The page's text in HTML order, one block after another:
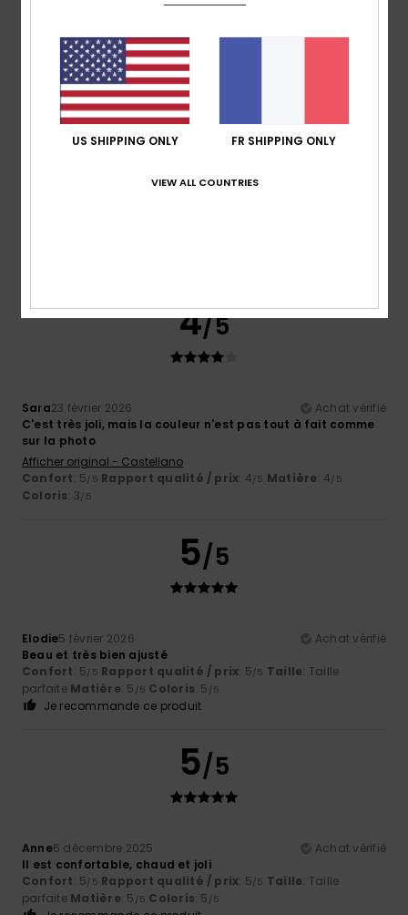
67% de nos clients recommandent ce produit
Confort
5.0
4.7
4/5
Sara23 février 2026
Achat vérifié
C'est très joli, mais la couleur n'est pas tout à fait comme
sur la photo
Afficher original - Castellano
Confort: 5/5 Rapport qualité / prix: 4/5 Matière: 4/5
Coloris: 3/5
5/5
Elodie5 février 2026
Achat vérifié
Beau et très bien ajusté
Confort: 5/5 Rapport qualité / prix: 5/5 Taille: Taille
parfaite Matière: 5 /5 Coloris: 5 /5
Je recommande ce produit
5/5
Anne6 décembre 2025
Achat vérifié
Il est confortable, chaud et joli
Confort: 5/5 Rapport qualité / prix: 5/5 Taille: Taille
parfaite Matière: 5 /5 Coloris: 5 /5
US SHIPPING ONLY FR SHIPPING ONLY
VIEW ALL COUNTRIES